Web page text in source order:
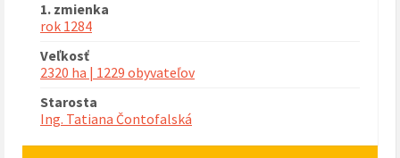
1. zmienka
rok 1284
Veľkosť
2320 ha | 1229 obyvateľov
Starosta
Ing. Tatiana Čontofalská